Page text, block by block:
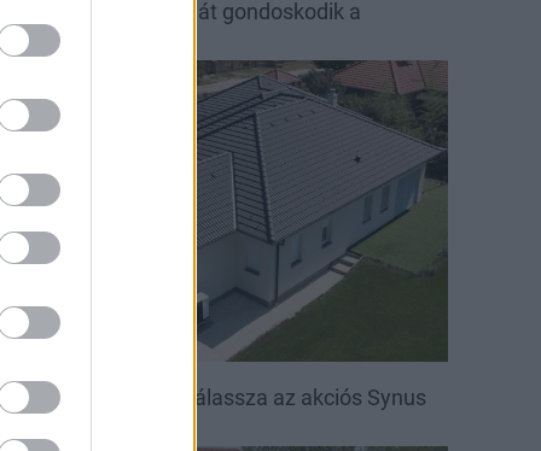
ami évtizedeken át gondoskodik a
könnyedén: válassza az akciós Synus